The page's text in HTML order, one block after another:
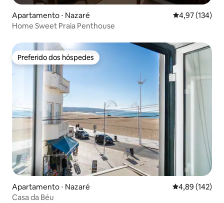
Apartamento ⋅ Nazaré 4,97 de uma
4,97 (134)
Home Sweet Praia Penthouse
Preferido dos hóspedes
Preferido dos hóspedes
Apartamento ⋅ Nazaré 4,89 de uma
4,89 (142)
Casa da Béu